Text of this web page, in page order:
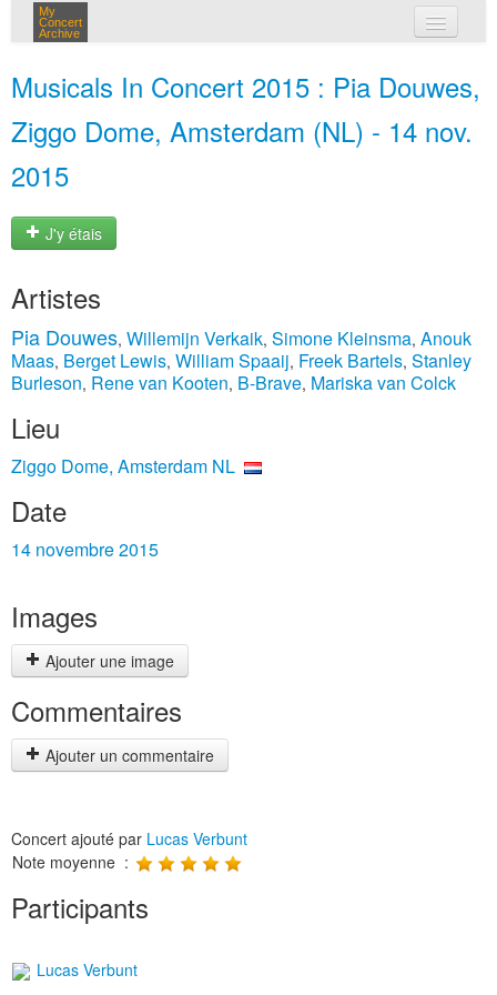
My
Concert
Archive
Musicals In Concert 2015 : Pia Douwes,
Ziggo Dome, Amsterdam (NL) - 14 nov.
2015
J'y étais
Artistes
Pia Douwes, Willemijn Verkaik, Simone Kleinsma, Anouk
Maas, Berget Lewis, William Spaaij, Freek Bartels, Stanley
Burleson, Rene van Kooten, B-Brave, Mariska van Colck
Lieu
Ziggo Dome, Amsterdam NL
Date
14 novembre 2015
Images
Ajouter une image
Commentaires
Ajouter un commentaire
Concert ajouté par Lucas Verbunt
Note moyenne :
Participants
Lucas Verbunt